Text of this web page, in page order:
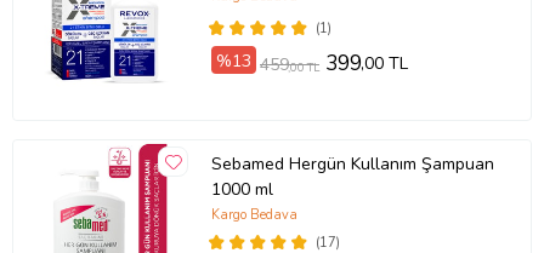
(1)
%13 459,00 TL 399,00 TL
Sebamed Hergün Kullanım Şampuan
1000 ml
(17)
Kargo Bedava